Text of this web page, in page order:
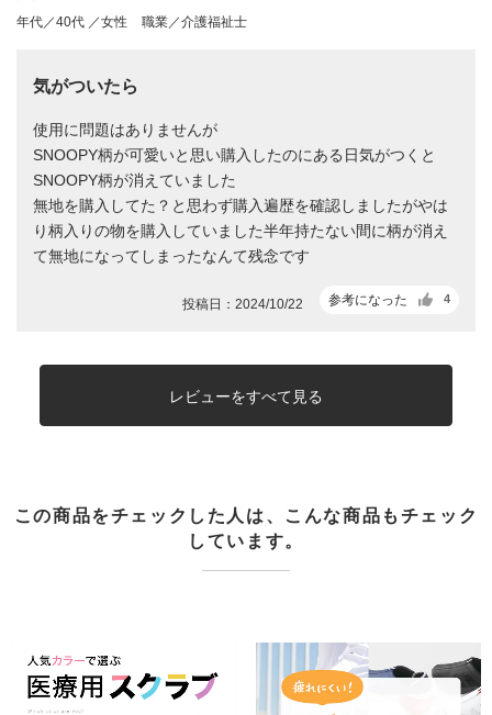
年代／40代 ／女性 職業／介護福祉士
気がついたら
使用に問題はありませんが
SNOOPY柄が可愛いと思い購入したのにある日気がつくと
SNOOPY柄が消えていました
無地を購入してた？と思わず購入遍歴を確認しましたがやは
り柄入りの物を購入していました半年持たない間に柄が消え
て無地になってしまったなんて残念です
参考になった 4
投稿日：2024/10/22
レビューをすべて見る
この商品をチェックした人は、こんな商品もチェック
しています。